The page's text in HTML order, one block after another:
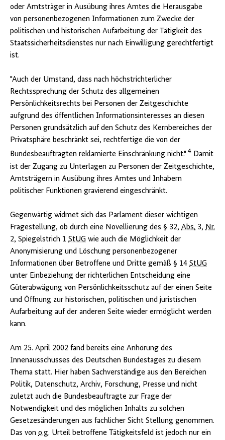
oder Amtsträger in Ausübung ihres Amtes die Herausgabe
von personenbezogenen Informationen zum Zwecke der
politischen und historischen Aufarbeitung der Tätigkeit des
Staatssicherheitsdienstes nur nach Einwilligung gerechtfertigt
ist.
"Auch der Umstand, dass nach höchstrichterlicher
Rechtssprechung der Schutz des allgemeinen
Persönlichkeitsrechts bei Personen der Zeitgeschichte
aufgrund des öffentlichen Informationsinteresses an diesen
Personen grundsätzlich auf den Schutz des Kernbereiches der
Privatsphäre beschränkt sei, rechtfertige die von der
Bundesbeauftragten reklamierte Einschränkung nicht." 4 Damit
ist der Zugang zu Unterlagen zu Personen der Zeitgeschichte,
Amtsträgern in Ausübung ihres Amtes und Inhabern
politischer Funktionen gravierend eingeschränkt.
Gegenwärtig widmet sich das Parlament dieser wichtigen
Fragestellung, ob durch eine Novellierung des § 32, Abs. 3, Nr.
2, Spiegelstrich 1 StUG wie auch die Möglichkeit der
Anonymisierung und Löschung personenbezogener
Informationen über Betroffene und Dritte gemäß § 14 StUG
unter Einbeziehung der richterlichen Entscheidung eine
Güterabwägung von Persönlichkeitsschutz auf der einen Seite
und Öffnung zur historischen, politischen und juristischen
Aufarbeitung auf der anderen Seite wieder ermöglicht werden
kann.
Am 25. April 2002 fand bereits eine Anhörung des
Innenausschusses des Deutschen Bundestages zu diesem
Thema statt. Hier haben Sachverständige aus den Bereichen
Politik, Datenschutz, Archiv, Forschung, Presse und nicht
zuletzt auch die Bundesbeauftragte zur Frage der
Notwendigkeit und des möglichen Inhalts zu solchen
Gesetzesänderungen aus fachlicher Sicht Stellung genommen.
Das von o.g. Urteil betroffene Tätigkeitsfeld ist jedoch nur ein